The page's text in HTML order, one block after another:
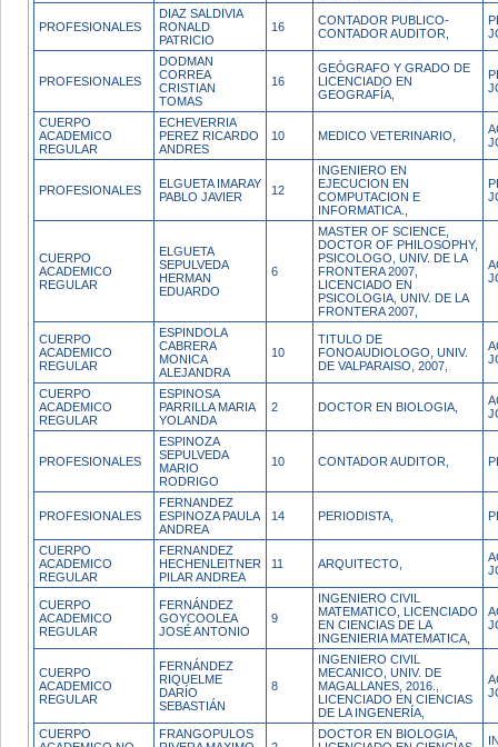
PROFESIONALES
DIAZ SALDIVIA
RONALD
PATRICIO
16
CONTADOR PUBLICO-
CONTADOR AUDITOR,
PROFESIONALES
DODMAN
CORREA
CRISTIAN
TOMAS
16
GEÓGRAFO Y GRADO DE
LICENCIADO EN
GEOGRAFÍA,
CUERPO
ACADEMICO
REGULAR
ECHEVERRIA
PEREZ RICARDO
ANDRES
10 MEDICO VETERINARIO,
PROFESIONALES
ELGUETA IMARAY
PABLO JAVIER
12
INGENIERO EN
EJECUCION EN
COMPUTACION E
INFORMATICA.,
CUERPO
ACADEMICO
REGULAR
ELGUETA
SEPULVEDA
HERMAN
EDUARDO
6
MASTER OF SCIENCE,
DOCTOR OF PHILOSOPHY,
PSICOLOGO, UNIV. DE LA
FRONTERA 2007,
LICENCIADO EN
PSICOLOGIA, UNIV. DE LA
FRONTERA 2007,
CUERPO
ACADEMICO
REGULAR
ESPINDOLA
CABRERA
MONICA
ALEJANDRA
10
TITULO DE
FONOAUDIOLOGO, UNIV.
DE VALPARAISO, 2007,
CUERPO
ACADEMICO
REGULAR
ESPINOSA
PARRILLA MARIA
YOLANDA
2 DOCTOR EN BIOLOGIA,
PROFESIONALES
ESPINOZA
SEPULVEDA
MARIO
RODRIGO
10 CONTADOR AUDITOR,
PROFESIONALES
FERNANDEZ
ESPINOZA PAULA
ANDREA
14 PERIODISTA,
CUERPO
ACADEMICO
REGULAR
FERNANDEZ
HECHENLEITNER
PILAR ANDREA
11 ARQUITECTO,
CUERPO
ACADEMICO
REGULAR
FERNÁNDEZ
GOYCOOLEA
JOSÉ ANTONIO
9
INGENIERO CIVIL
MATEMATICO, LICENCIADO
EN CIENCIAS DE LA
INGENIERIA MATEMATICA,
CUERPO
ACADEMICO
REGULAR
FERNÁNDEZ
RIQUELME
DARÍO
SEBASTIÁN
8
INGENIERO CIVIL
MECANICO, UNIV. DE
MAGALLANES, 2016.,
LICENCIADO EN CIENCIAS
DE LA INGENERÍA,
CUERPO
FRANGOPULOS
DOCTOR EN BIOLOGIA,